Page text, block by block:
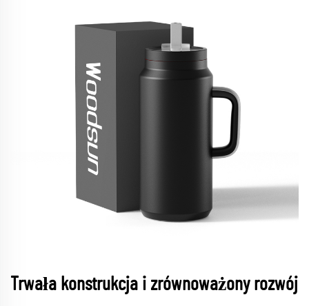
Trwała konstrukcja i zrównoważony rozwój